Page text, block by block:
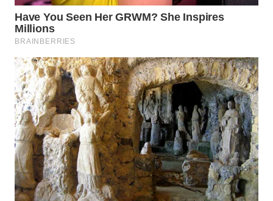
KONSUMEN
WAHANA
WAHANA
TRAVEL
WAHANA
TV
WAHANANEWS
ID